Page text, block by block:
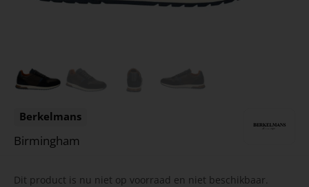
Berkelmans
Birmingham
Dit product is nu niet op voorraad en niet beschikbaar.